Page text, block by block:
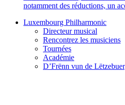
notamment des réductions, un
Luxembourg Philharmonic
Directeur musical
Rencontrez les musiciens
Tournées
Académie
D’Frënn vun de